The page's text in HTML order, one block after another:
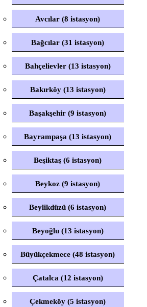
Avcılar (8 istasyon)
Bağcılar (31 istasyon)
Bahçelievler (13 istasyon)
Bakırköy (13 istasyon)
Başakşehir (9 istasyon)
Bayrampaşa (13 istasyon)
Beşiktaş (6 istasyon)
Beykoz (9 istasyon)
Beylikdüzü (6 istasyon)
Beyoğlu (13 istasyon)
Büyükçekmece (48 istasyon)
Çatalca (12 istasyon)
Çekmeköy (5 istasyon)